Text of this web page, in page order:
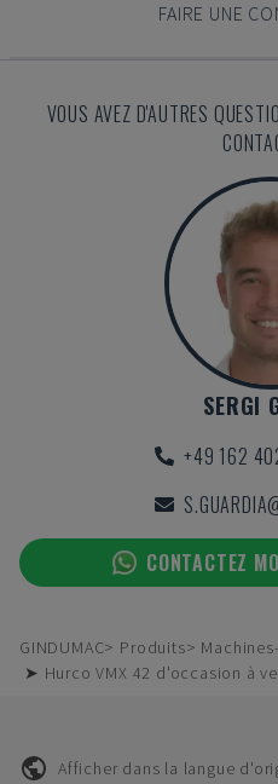
FAIRE UNE
VOUS AVEZ D'AUTRES
SERGI
+49 162
CONTACTEZ
GINDUMAC Produits
➤ Hurco VMX 42 d'occasion à
Afficher dans la langue